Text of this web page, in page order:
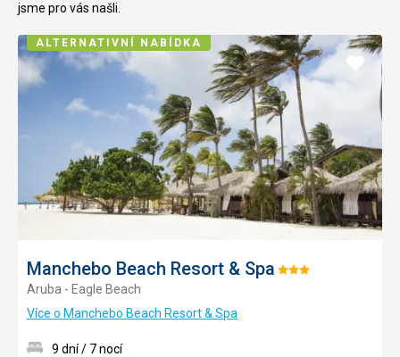
jsme pro vás našli.
Manchebo Beach Resort & Spa Hodnocení:
Aruba - Eagle Beach
Více o Manchebo Beach Resort & Spa
Přidat
9 dní / 7 nocí
ALTERNATIVNÍ NABÍDKA